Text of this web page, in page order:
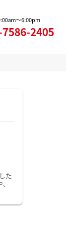
～6:00pm
2405
た